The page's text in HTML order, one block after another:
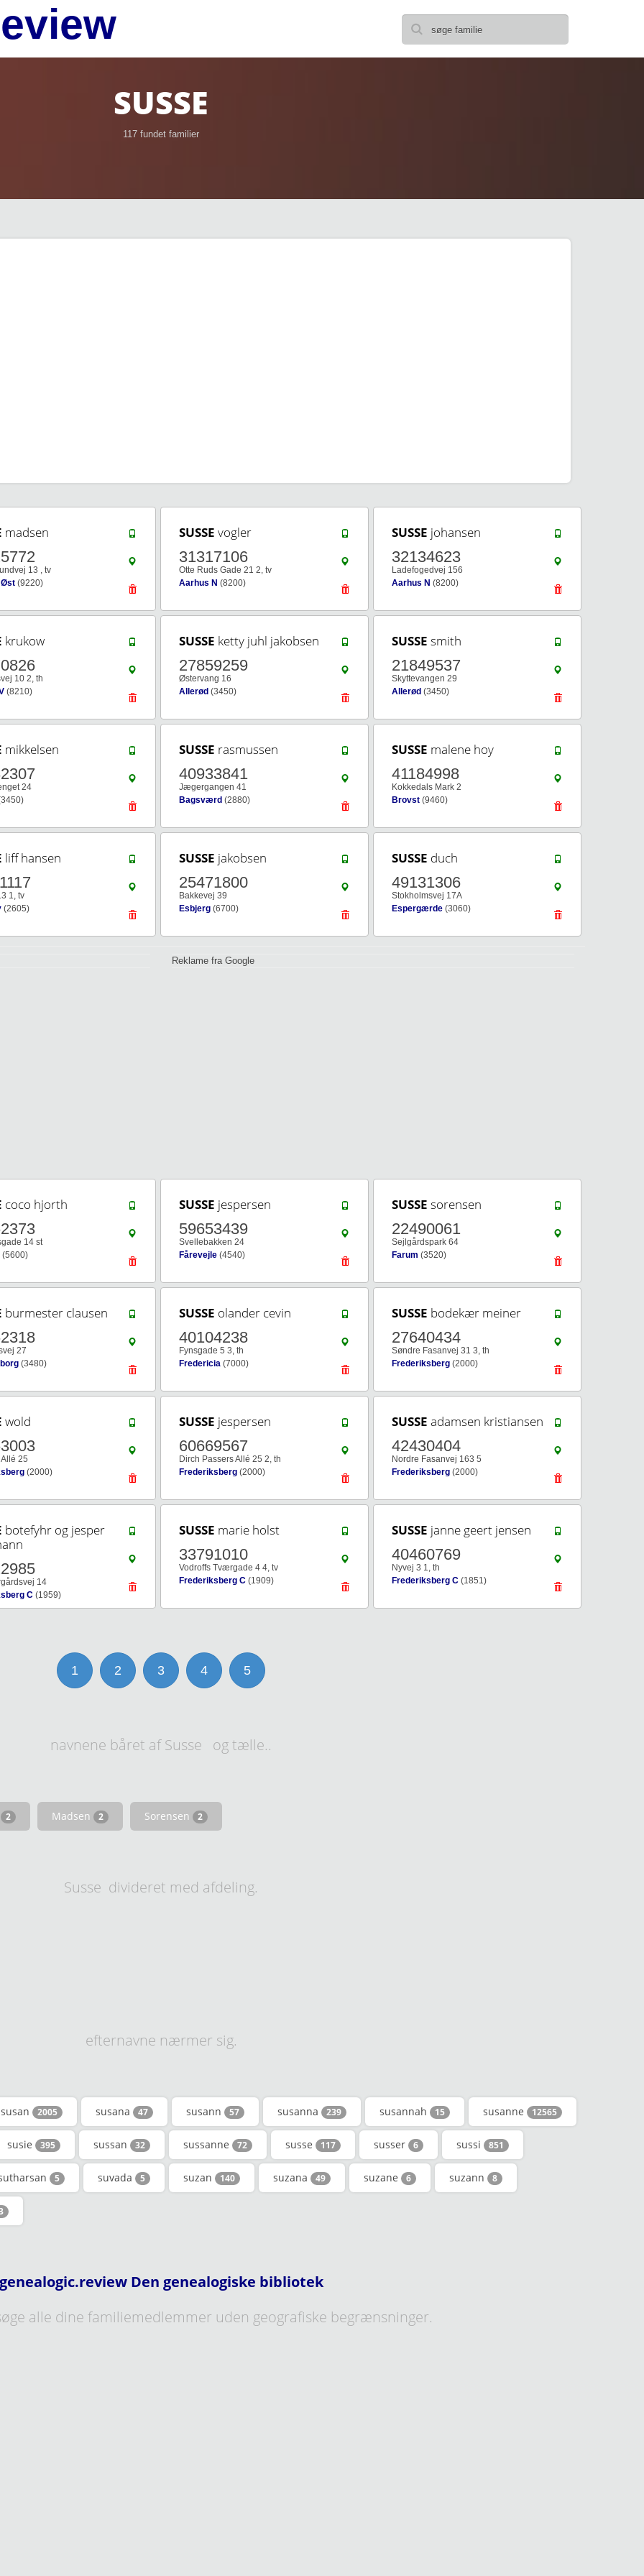
SUSSE
117 fundet familier
madsen
13 , tv
Øst (9220)
SUSSE vogler
31317106
Otte Ruds Gade 21 2, tv
Aarhus N (8200)
SUSSE johansen
32134623
Ladefogedvej 156
Aarhus N (8200)
krukow
10 2, th
(8210)
SUSSE ketty juhl jakobsen
27859259
Østervang 16
Allerød (3450)
SUSSE smith
21849537
Skyttevangen 29
Allerød (3450)
mikkelsen
24
SUSSE rasmussen
40933841
Jægergangen 41
Bagsværd (2880)
SUSSE malene hoy
41184998
Kokkedals Mark 2
Brovst (9460)
liff hansen
1, tv
(2605)
SUSSE jakobsen
25471800
Bakkevej 39
Esbjerg (6700)
SUSSE duch
49131306
Stokholmsvej 17A
Espergærde (3060)
Reklame fra Google
coco hjorth
14 st
(5600)
SUSSE jespersen
59653439
Svellebakken 24
Fårevejle (4540)
SUSSE sorensen
22490061
Sejlgårdspark 64
Farum (3520)
burmester clausen
27
(3480)
SUSSE olander cevin
40104238
Fynsgade 5 3, th
Fredericia (7000)
SUSSE bodekær meiner
27640434
Søndre Fasanvej 31 3, th
Frederiksberg (2000)
wold
25
(2000)
SUSSE jespersen
60669567
Dirch Passers Allé 25 2, th
Frederiksberg (2000)
SUSSE adamsen kristiansen
42430404
Nordre Fasanvej 163 5
Frederiksberg (2000)
botefyhr og jesper
14
C (1959)
SUSSE marie holst
33791010
Vodroffs Tværgade 4 4, tv
Frederiksberg C (1909)
SUSSE janne geert jensen
40460769
Nyvej 3 1, th
Frederiksberg C (1851)
1 2 3 4 5
navnene båret af Susse og tælle..
2 Madsen 2 Sorensen 2
Susse divideret med afdeling.
efternavne nærmer sig.
susan 2005 susana 47 susann 57 susanna 239 susannah 15 susanne 12565
susie 395 sussan 32 sussanne 72 susse 117 susser 6 sussi 851
5 suvada 5 suzan 140 suzana 49 suzane 6 suzann 8
genealogic.review Den genealogiske bibliotek
alle dine familiemedlemmer uden geografiske begrænsninger.